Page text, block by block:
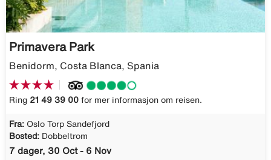
Primavera Park
Benidorm, Costa Blanca, Spania
Ring 21 49 39 00 for mer informasjon om reisen.
Fra: Oslo Torp Sandefjord
Bosted: Dobbeltrom
7 dager, 30 Oct - 6 Nov